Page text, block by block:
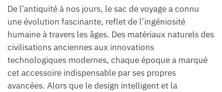
De l’antiquité à nos jours, le sac de voyage a connu
une évolution fascinante, reflet de l’ingéniosité
humaine à travers les âges. Des matériaux naturels des
civilisations anciennes aux innovations
technologiques modernes, chaque époque a marqué
cet accessoire indispensable par ses propres
avancées. Alors que le design intelligent et la